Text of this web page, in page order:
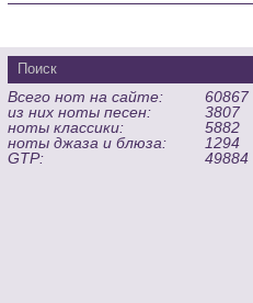
Всего нот на сайте:
60867
из них ноты песен:
3807
ноты классики:
5882
ноты джаза и блюза:
1294
GTP:
49884